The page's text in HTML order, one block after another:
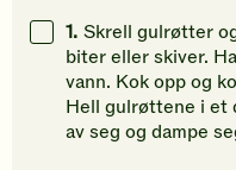
gi
din
vurdering.
1. Skrell gulrøtter
biter eller skiver.
vann. Kok opp og
Hell gulrøttene i et
av seg og dampe